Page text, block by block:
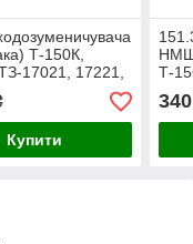
Т-150К,
17021, 17221,
во ХТЗ), арт.
1
Купити
Т-
340